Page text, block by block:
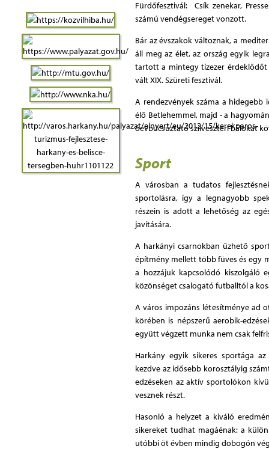
Fürdőfesztivál: Csík zenekar,
számú vendégsereget vonzott.
Bár az évszakok változnak, a
áll meg az élet, az ország egyik
tartott a mintegy tízezer
vált XIX. Szüreti fesztivál.
A rendezvények száma a
élő Betlehemmel, majd - a
óévbúcsúztató szilveszteri bálokat
Sport
A városban a tudatos
sportolásra, így a legnagyobb
részein is adott a lehetőség az
javítására.
A harkányi csarnokban űzhető
építmény mellett több füves és egy
a hozzájuk kapcsolódó kiszolgáló
közönséget csalogató futballtól a
A város impozáns létesítménye ad
körében is népszerű aerobik-
együtt végzett munka nem csak
Harkány egyik sikeres sportága
kezdve az idősebb korosztályig
edzéseken az aktív sportolókon
vesznek részt.
Hasonló a helyzet a kiváló
sikereket tudhat magáénak: a
utóbbi öt évben mindig dobogón